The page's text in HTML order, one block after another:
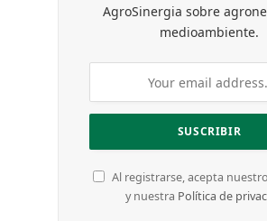
AgroSinergia sobre
medioambiente.
Al registrarse, acepta
y nuestra Política de